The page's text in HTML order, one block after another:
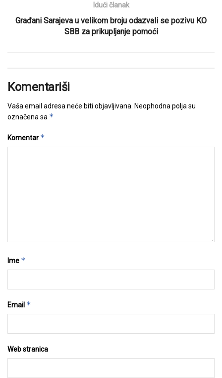
Idući članak
Građani Sarajeva u velikom broju odazvali se pozivu KO
SBB za prikupljanje pomoći
Komentariši
Vaša email adresa neće biti objavljivana. Neophodna polja su
označena sa *
Komentar *
Ime *
Email *
Web stranica